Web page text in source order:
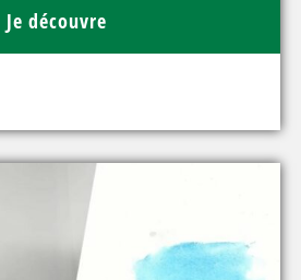
Je découvre